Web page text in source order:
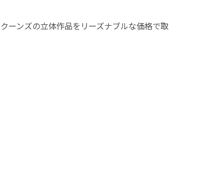
ーンズの立体作品をリーズナブルな価格で取